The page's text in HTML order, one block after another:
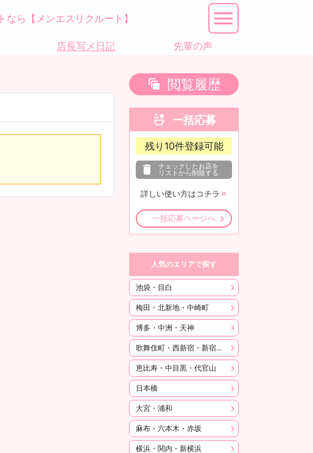
ら【メンエスリクルート】
店長写メ日記 先輩の声
閲覧履歴
一括応募
残り 10件登録可能
チェックしたお店を
リストから削除する
詳しい使い方はコチラ
一括応募ページへ
人気のエリアで探す
池袋・目白
梅田・北新地・中崎町
博多・中洲・天神
歌舞伎町・西新宿・新宿御苑
恵比寿・中目黒・代官山
日本橋
大宮・浦和
麻布・六本木・赤坂
横浜・関内・新横浜